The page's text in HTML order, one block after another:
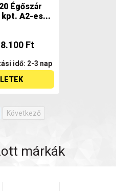
Égőszár
A2-es...
Ft
idő: 2-3 nap
Következő
márkák